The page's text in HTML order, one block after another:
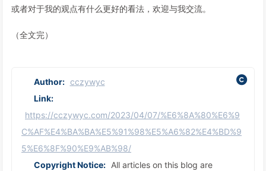
或者对于我的观点有什么更好的看法，欢迎与我交流。
（全文完）
Author: cczywyc
Link:
https://cczywyc.com/2023/04/07/%E6%8A%80%E6%9
C%AF%E4%BA%BA%E5%91%98%E5%A6%82%E4%BD%9
5%E6%8F%90%E9%AB%98/
Copyright Notice: All articles on this blog are